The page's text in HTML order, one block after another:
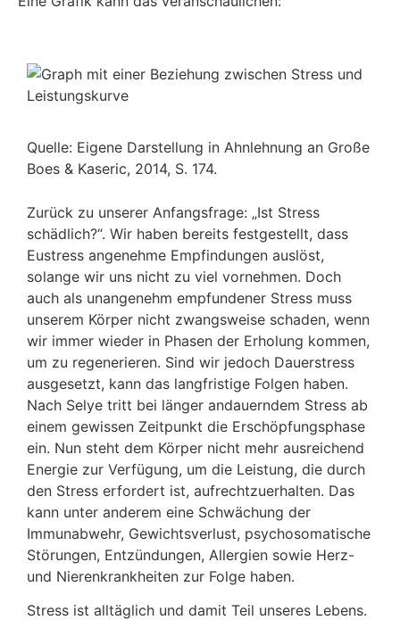
Quelle: Eigene Darstellung in Ahnlehnung an Große
Boes & Kaseric, 2014, S. 174.
Zurück zu unserer Anfangsfrage: „Ist Stress
schädlich?“. Wir haben bereits festgestellt, dass
Eustress angenehme Empfindungen auslöst,
solange wir uns nicht zu viel vornehmen. Doch
auch als unangenehm empfundener Stress muss
unserem Körper nicht zwangsweise schaden, wenn
wir immer wieder in Phasen der Erholung kommen,
um zu regenerieren. Sind wir jedoch Dauerstress
ausgesetzt, kann das langfristige Folgen haben.
Nach Selye tritt bei länger andauerndem Stress ab
einem gewissen Zeitpunkt die Erschöpfungsphase
ein. Nun steht dem Körper nicht mehr ausreichend
Energie zur Verfügung, um die Leistung, die durch
den Stress erfordert ist, aufrechtzuerhalten. Das
kann unter anderem eine Schwächung der
Immunabwehr, Gewichtsverlust, psychosomatische
Störungen, Entzündungen, Allergien sowie Herz-
und Nierenkrankheiten zur Folge haben.
Stress ist alltäglich und damit Teil unseres Lebens.